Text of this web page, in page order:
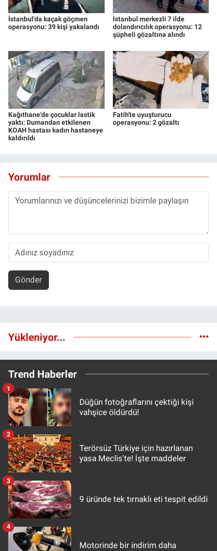
İstanbul'da kaçak göçmen
operasyonu: 39 kişi yakalandı
İstanbul merkezli 7 ilde
dolandırıcılık operasyonu: 12
şüpheli gözaltına alındı
Kağıthane'de çocuklar lastik
yaktı: Dumandan etkilenen
KOAH hastası kadın hastaneye
kaldırıldı
Fatih'te uyuşturucu
operasyonu: 2 gözaltı
Yorumlar
Gönder
Yükleniyor...
Trend Haberler
Düğün fotoğraflarını çektiği kişi
vahşice öldürdü!
1
Terörsüz Türkiye için hazırlanan
yasa Meclis'te! İşte maddeler
2
9 üründe tek tırnaklı eti tespit edildi
3
Motorinde bir indirim daha
4